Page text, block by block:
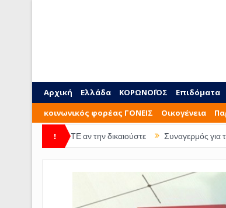
Αρχική Ελλάδα ΚΟΡΩΝΟΪΟΣ Επιδόματα
κοινωνικός φορέας ΓΟΝΕΙΣ
Οικογένεια
!
ΔΕΙΤΕ αν την δικαιούστε Συναγερμός για την